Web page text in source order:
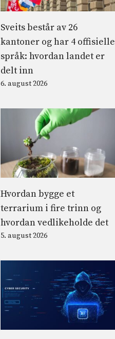
Sveits består av 26
kantoner og har 4 offisielle
språk: hvordan landet er
delt inn
6. august 2026
Hvordan bygge et
terrarium i fire trinn og
hvordan vedlikeholde det
5. august 2026